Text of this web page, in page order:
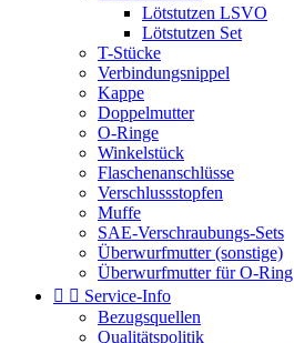
Lötstutzen LSVO
Lötstutzen Set
T-Stücke
Verbindungsnippel
Kappe
Doppelmutter
O-Ringe
Winkelstück
Flaschenanschlüsse
Verschlussstopfen
Muffe
SAE-Verschraubungs-Sets
Überwurfmutter (sonstige)
Überwurfmutter für O-Ring
  Service-Info
Bezugsquellen
Qualitätspolitik